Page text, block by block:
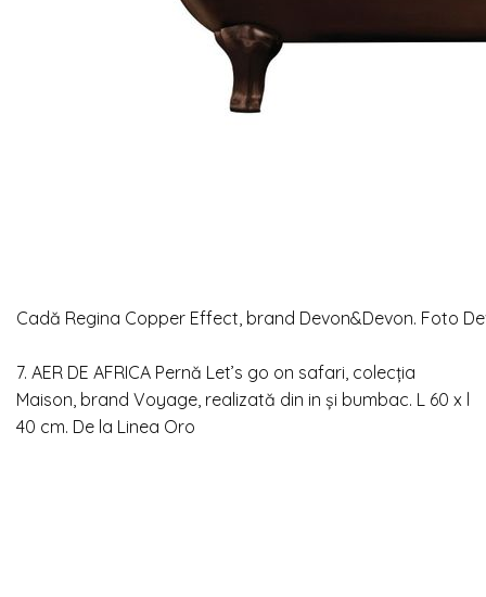
Cadă Regina Copper Effect, brand Devon&Devon. Foto
7. AER DE AFRICA Pernă Let’s go on safari, colecția
Maison, brand Voyage, realizată din in și bumbac. L 60 x l
40 cm. De la Linea Oro